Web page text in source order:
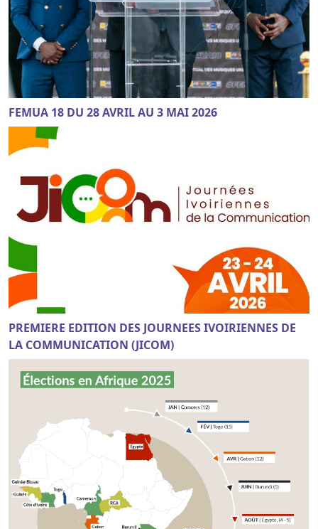
FEMUA 18 DU 28 AVRIL AU 3 MAI 2026
PREMIERE EDITION DES JOURNEES IVOIRIENNES DE
LA COMMUNICATION (JICOM)